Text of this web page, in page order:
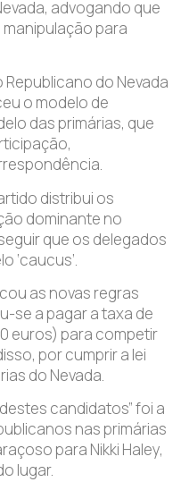
advogando que
para
Republicano do Nevada
o modelo de
das primárias, que
distribui os
dominante no
que os delegados
‘caucus’.
as novas regras
se a pagar a taxa de
euros) para competir
por cumprir a lei
do Nevada.
candidatos” foi a
nas primárias
para Nikki Haley,
lugar.